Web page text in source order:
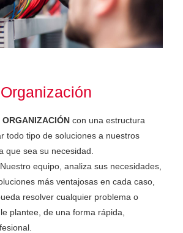
Organización
ORGANIZACIÓNcon una estructura
todo tipo de soluciones a nuestros
que sea su necesidad.
Nuestro equipo, analiza sus necesidades,
más ventajosas en cada caso,
resolver cualquier problema o
plantee, de una forma rápida,